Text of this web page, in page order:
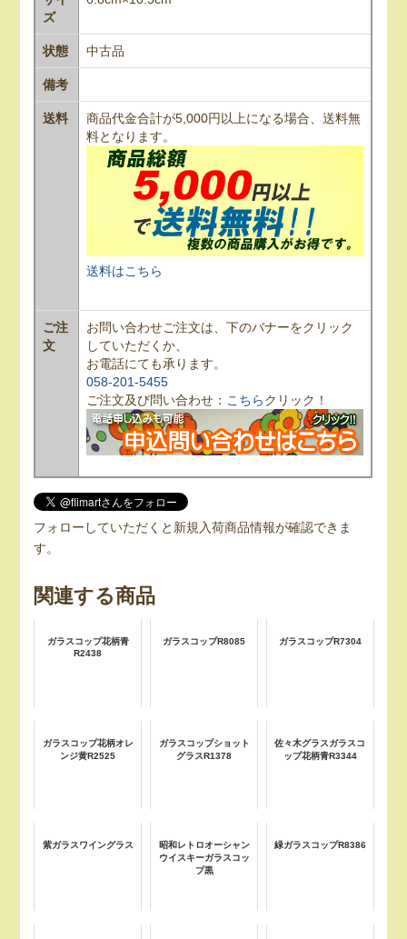
ズ
状態 中古品
備考
送料
商品代金合計が5,000円以上になる場合、送料無
料となります。
送料はこちら
ご注
文
お問い合わせご注文は、下のバナーをクリック
していただくか、
お電話にても承ります。
058-201-5455
ご注文及び問い合わせ： こちらクリック！
フォローしていただくと新規入荷商品情報が確認できま
す。
関連する商品
ガラスコップ花柄青
R2438
ガラスコップR8085 ガラスコップR7304
ガラスコップ花柄オレ
ンジ黄R2525
ガラスコップショット
グラスR1378
佐々木グラスガラスコ
ップ花柄青R3344
紫ガラスワイングラス
昭和レトロオーシャン
ウイスキーガラスコッ
プ黒
緑ガラスコップR8386